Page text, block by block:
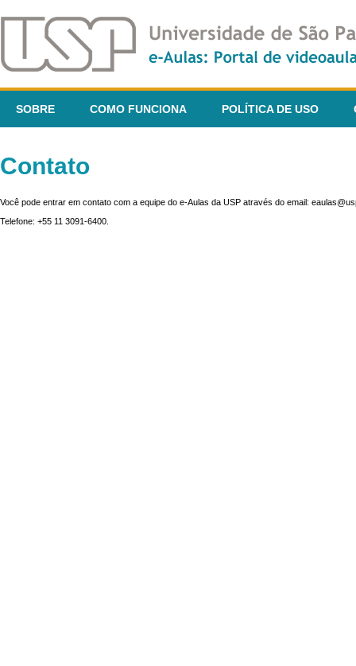
SOBRE COMO FUNCIONA POLÍTICA DE USO
Contato
Você pode entrar em contato com a equipe do e-Aulas da USP através do email:
Telefone: +55 11 3091-6400.